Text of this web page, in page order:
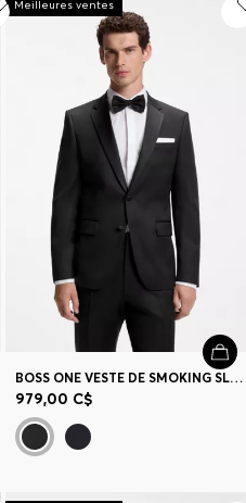
Meilleures ventes
BOSS ONE VESTE DE SMOKING SLIM EN SERGÉ DE LAINE VIERGE
979,00 C$